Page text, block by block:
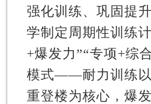
强化训练、巩固提
学制定周期性训练
+爆发力”“专项+综
模式——耐力训练以
重登楼为核心，爆